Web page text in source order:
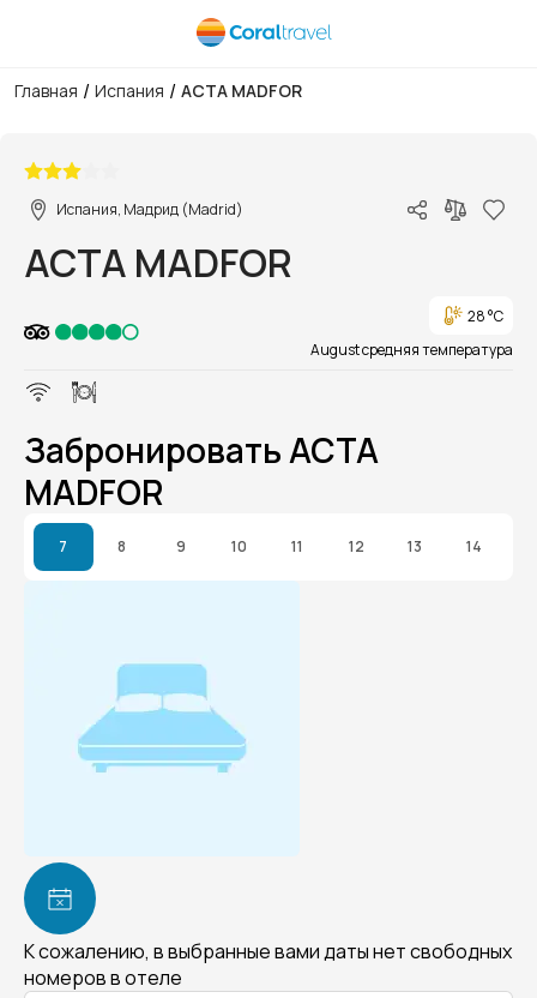
Главная / Испания / ACTA MADFOR
Испания, Мадрид (Madrid)
ACTA MADFOR
28 °C
August средняя температура
Забронировать ACTA
MADFOR
7 8 9 10 11 12 13 14
К сожалению, в выбранные вами даты нет свободных
номеров в отеле